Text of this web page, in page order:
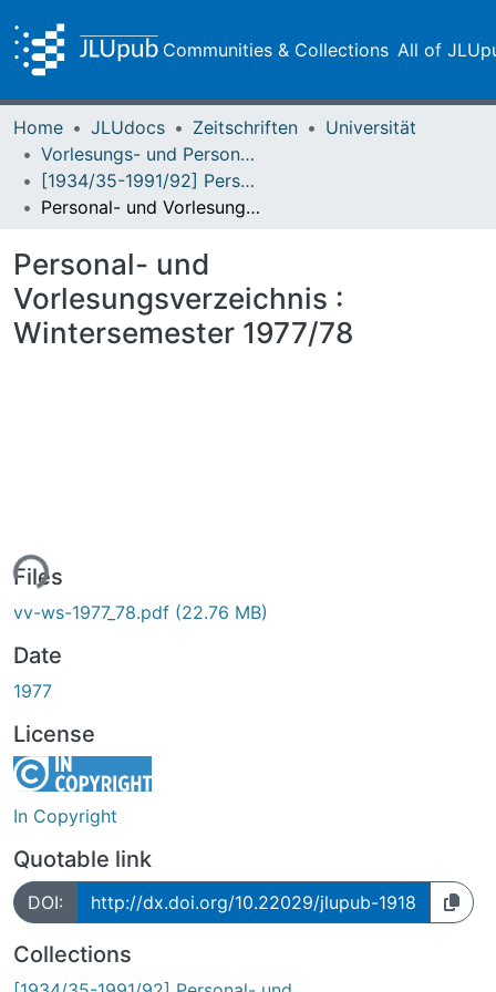
Communities & Collections All of
Home JLUdocs Zeitschriften
Universität
Vorlesungs- und Personalverzeichnis / Justus-Liebig-Universität Gießen
[1934/35-1991/92] Personal- und Vorlesungsverzeichnis / Justus Liebig-Universität Giessen
Personal- und Vorlesungsverzeichnis : Wintersemester 1977/78
Personal- und
Vorlesungsverzeichnis :
Wintersemester 1977/78
Files
vv-ws-1977_78.pdf (22.76 MB)
Date
1977
License
In Copyright
Quotable link
DOI: http://dx.doi.org/10.22029/jlupub-1918
Collections